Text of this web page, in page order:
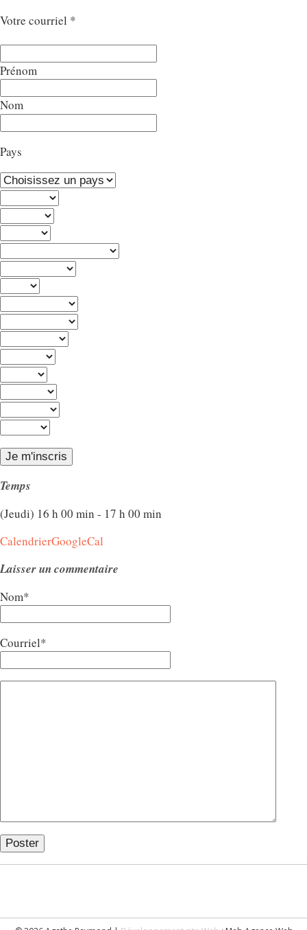
Votre courriel *
Prénom
Nom
Pays
Temps
(Jeudi) 16 h 00 min - 17 h 00 min
CalendrierGoogleCal
Laisser un commentaire
Nom*
Courriel*